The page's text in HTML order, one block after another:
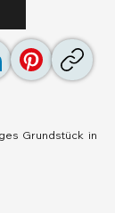
Grundstück in